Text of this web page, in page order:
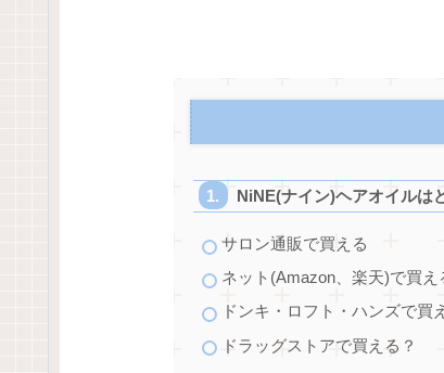
NiNE(ナイン)ヘアオイルは
サロン通販で買える
ネット(Amazon、楽天)で買え
ドンキ・ロフト・ハンズで買
ドラッグストアで買える？